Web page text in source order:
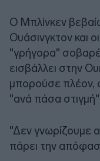
Ο Μπλίνκεν
Ουάσινγκτον και
"γρήγορα"
εισβάλλει στην
μπορούσε πλέον,
"ανά πάσα
"Δεν γνωρίζουμε
πάρει την